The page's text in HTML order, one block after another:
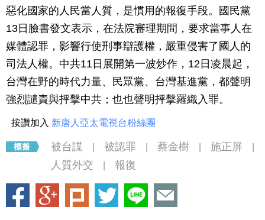
惡化國家的人民當人質，是慣用的報復手段。國民黨
13日臉書發文表示，在法院審理期間，要求當事人在
媒體認罪，影響行使刑事辯護權，嚴重侵害了國人的
司法人權。中共11日展開第一波炒作，12日凌晨起，
台灣在野的時代力量、民眾黨、台灣基進黨，都聲明
強烈譴責與抨擊中共；也也聲明抨擊羅織入罪。
按讚加入 新唐人亞太電視台粉絲團
被台諜 被認罪 蔡金樹 施正屏
人質外交 報復